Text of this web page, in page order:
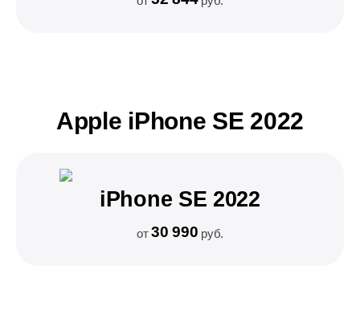
Apple iPhone SE 2022
iPhone SE 2022
от30 990 руб.